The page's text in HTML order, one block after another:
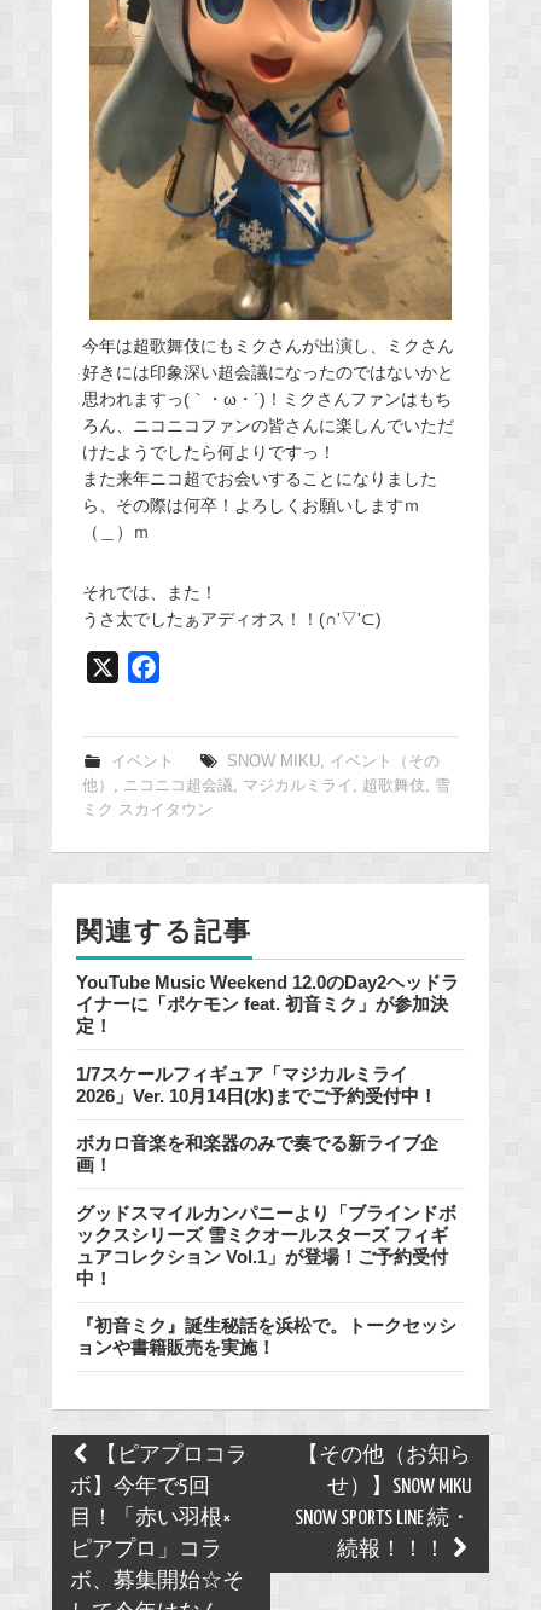
今年は超歌舞伎にもミクさんが出演し、ミクさん
好きには印象深い超会議になったのではないかと
思われますっ(｀・ω・´)！ミクさんファンはもち
ろん、ニコニコファンの皆さんに楽しんでいただ
けたようでしたら何よりですっ！
また来年ニコ超でお会いすることになりました
ら、その際は何卒！よろしくお願いしますｍ
（＿）ｍ
それでは、また！
うさ太でしたぁアディオス！！(∩'▽'⊂)
e
b
o
o
イベント SNOW MIKU, イベント（その
他）
, ニコニコ超会議, マジカルミライ , 超歌舞伎, 雪
ミク スカイタウン
関連する記事
YouTube Music Weekend 12.0のDay2ヘッドラ
イナーに「ポケモン feat. 初音ミク」が参加決
定！
1/7スケールフィギュア「マジカルミライ
2026」Ver. 10月14日(水)までご予約受付中！
ボカロ音楽を和楽器のみで奏でる新ライブ企
画！
グッドスマイルカンパニーより「ブラインドボ
ックスシリーズ 雪ミクオールスターズ フィギ
ュアコレクション Vol.1」が登場！ご予約受付
中！
『初音ミク』誕生秘話を浜松で。トークセッシ
ョンや書籍販売を実施！
Post
navigation
【ピアプロコラ
ボ】今年で5回
目！「赤い羽根×
ピアプロ」コラ
ボ、募集開始☆そ
【その他（お知ら
せ）】SNOW MIKU
SNOW SPORTS LINE 続・
続報！！！